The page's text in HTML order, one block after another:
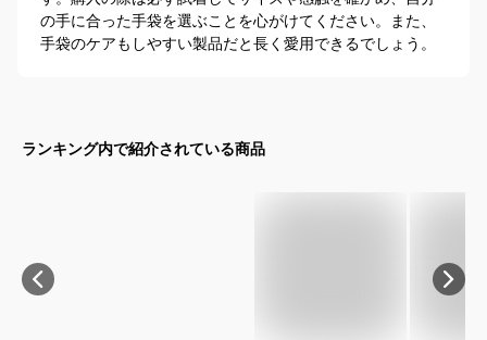
の手に合った手袋を選ぶことを心がけてください。また、
手袋のケアもしやすい製品だと長く愛用できるでしょう。
ランキング内で紹介されている商品